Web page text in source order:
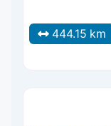
444.15 km